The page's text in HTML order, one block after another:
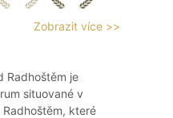
Zobrazit více >>
Radhoštěm je
situované v
které